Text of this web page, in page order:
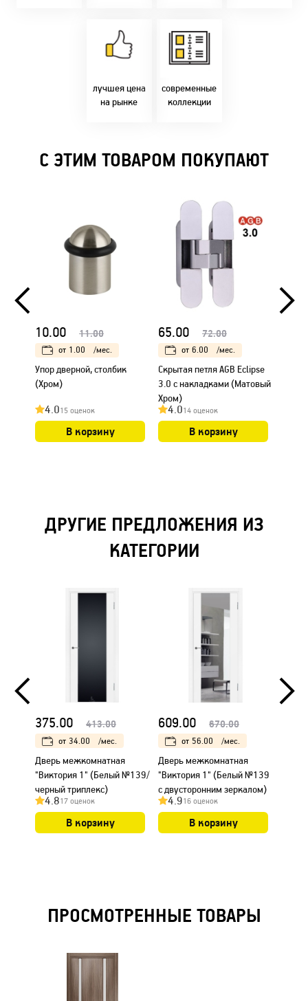
лучшея цена
на рынке
напрямую с
фабрики!
Предлагаем только
современные
коллекции
Идем в ногу с
самыми
современным
стилями и
решениями!
С ЭТИМ ТОВАРОМ ПОКУПАЮТ
10.00 11.00
от 1.00 /мес.
Упор дверной, столбик
(Хром)
4.015 оценок
В корзину
65.00 72.00
от 6.00 /мес.
Скрытая петля AGB Eclipse
3.0 с накладками (Матовый
Хром)
4.014 оценок
В корзину
ДРУГИЕ ПРЕДЛОЖЕНИЯ ИЗ
КАТЕГОРИИ
375.00 413.00
от 34.00 /мес.
Дверь межкомнатная
"Виктория 1" (Белый №139/
черный триплекс)
4.817 оценок
В корзину
609.00 670.00
от 56.00 /мес.
Дверь межкомнатная
"Виктория 1" (Белый №139
с двусторонним зеркалом)
4.916 оценок
В корзину
ПРОСМОТРЕННЫЕ ТОВАРЫ